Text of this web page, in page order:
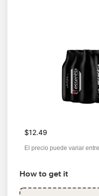
$12.49
El precio puede variar
How to get it